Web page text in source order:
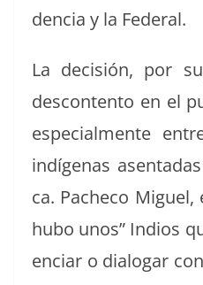
den­cia y la Federal.
La decisión, por
descon­tento en el
espe­cial­mente
indí­ge­nas
ca. Pacheco
hubo unos” Indios
en­ciar o dialog­ar